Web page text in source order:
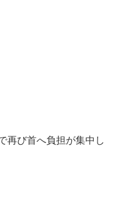
再び首へ負担が集中し